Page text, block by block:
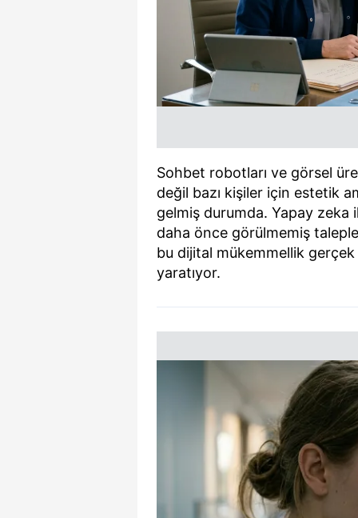
Sohbet robotları ve görsel
değil bazı kişiler için estetik
gelmiş durumda. Yapay zeka
daha önce görülmemiş
bu dijital mükemmellik
yaratıyor.